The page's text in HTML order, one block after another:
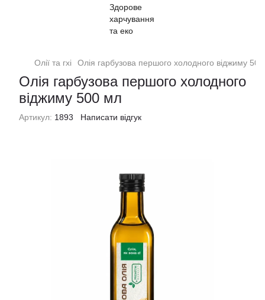
Олії та гхі Олія гарбузова першого холодного віджиму
Олія гарбузова першого холодного
віджиму 500 мл
Артикул: 1893 Написати відгук